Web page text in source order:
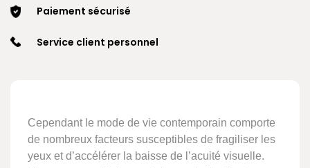
Paiement sécurisé
Service client personnel
Cependant le mode de vie contem­porain comporte
de nombreux facteurs susceptibles de fragiliser les
yeux et d’accélérer la baisse de l’acuité visuelle.